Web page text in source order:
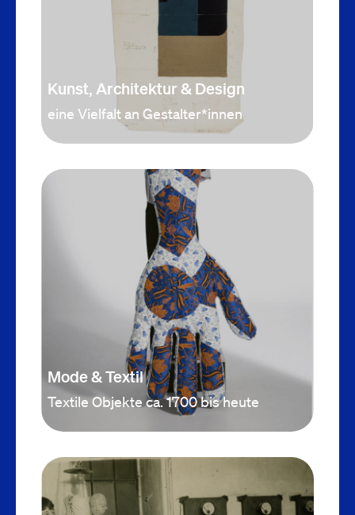
Kunst, Architektur & Design
eine Vielfalt an Gestalter*innen
Mode & Textil
Textile Objekte ca. 1700 bis heute